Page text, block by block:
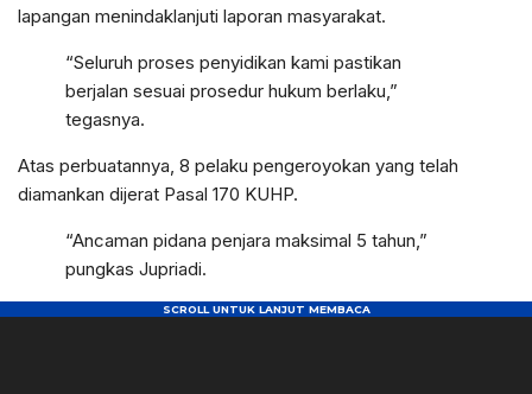
lapangan menindaklanjuti laporan masyarakat.
“Seluruh proses penyidikan kami pastikan
berjalan sesuai prosedur hukum berlaku,”
tegasnya.
Atas perbuatannya, 8 pelaku pengeroyokan yang telah
diamankan dijerat Pasal 170 KUHP.
“Ancaman pidana penjara maksimal 5 tahun,”
pungkas Jupriadi.